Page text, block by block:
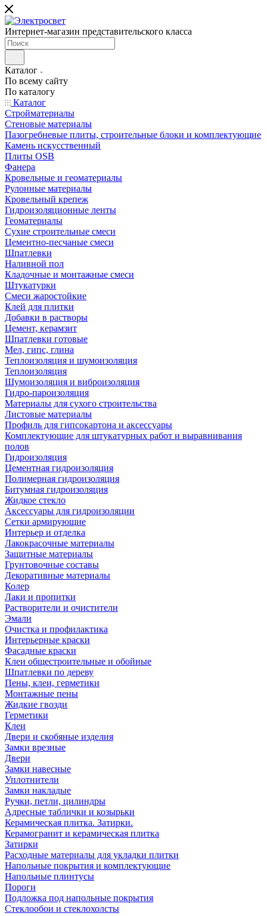
Интернет-магазин представительского класса
Каталог
По всему сайту
По каталогу
Каталог
Стройматериалы
Стеновые материалы
Пазогребневые плиты, строительные блоки и комплектующие
Камень искусственный
Плиты OSB
Фанера
Кровельные и геоматериалы
Рулонные материалы
Кровельный крепеж
Гидроизоляционные ленты
Геоматериалы
Сухие строительные смеси
Цементно-песчаные смеси
Шпатлевки
Наливной пол
Кладочные и монтажные смеси
Штукатурки
Смеси жаростойкие
Клей для плитки
Добавки в растворы
Цемент, керамзит
Шпатлевки готовые
Мел, гипс, глина
Теплоизоляция и шумоизоляция
Теплоизоляция
Шумоизоляция и виброизоляция
Гидро-пароизоляция
Материалы для сухого строительства
Листовые материалы
Профиль для гипсокартона и аксессуары
Комплектующие для штукатурных работ и выравнивания
полов
Гидроизоляция
Цементная гидроизоляция
Полимерная гидроизоляция
Битумная гидроизоляция
Жидкое стекло
Аксессуары для гидроизоляции
Сетки армирующие
Интерьер и отделка
Лакокрасочные материалы
Защитные материалы
Грунтовочные составы
Декоративные материалы
Колер
Лаки и пропитки
Растворители и очистители
Эмали
Очистка и профилактика
Интерьерные краски
Фасадные краски
Клеи общестроительные и обойные
Шпатлевки по дереву
Пены, клеи, герметики
Монтажные пены
Жидкие гвозди
Герметики
Клеи
Двери и скобяные изделия
Замки врезные
Двери
Замки навесные
Уплотнители
Замки накладые
Ручки, петли, цилиндры
Адресные таблички и козырьки
Керамическая плитка. Затирки.
Керамогранит и керамическая плитка
Затирки
Расходные материалы для укладки плитки
Напольные покрытия и комплектующие
Напольные плинтусы
Пороги
Подложка под напольные покрытия
Стеклообои и стеклохолсты